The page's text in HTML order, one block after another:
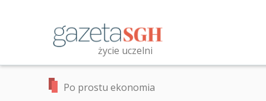
życie uczelni
Przeszukaj witrynę
Po prostu ekonomia